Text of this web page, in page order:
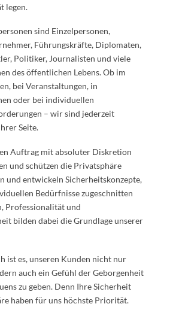
legen.
sind Einzelpersonen,
Führungskräfte, Diplomaten,
Politiker, Journalisten und viele
des öffentlichen Lebens. Ob im
bei Veranstaltungen, in
oder bei individuellen
– wir sind jederzeit
Seite.
Auftrag mit absoluter Diskretion
und schützen die Privatsphäre
und entwickeln Sicherheitskonzepte,
Bedürfnisse zugeschnitten
Professionalität und
bilden dabei die Grundlage unserer
ist es, unseren Kunden nicht nur
auch ein Gefühl der Geborgenheit
zu geben. Denn Ihre Sicherheit
haben für uns höchste Priorität.